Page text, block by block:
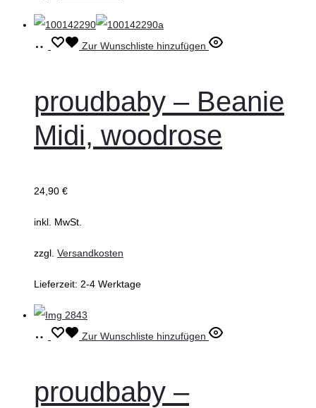
Ausführung
Dieses
mehrere
Varianten
auf.
Optionen
der
werden
Zur Wunschliste hinzufügen
proudbaby – Beanie
Midi, woodrose
24,90 €
inkl. MwSt.
zzgl. Versandkosten
Lieferzeit: 2-4 Werktage
Ausführung
Dieses
mehrere
Zur Wunschliste hinzufügen
proudbaby –